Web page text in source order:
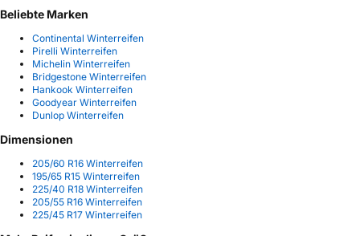
Beliebte Marken
Continental Winterreifen
Pirelli Winterreifen
Michelin Winterreifen
Bridgestone Winterreifen
Hankook Winterreifen
Goodyear Winterreifen
Dunlop Winterreifen
Dimensionen
205/60 R16 Winterreifen
195/65 R15 Winterreifen
225/40 R18 Winterreifen
205/55 R16 Winterreifen
225/45 R17 Winterreifen